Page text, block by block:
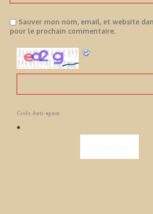
Sauver mon nom, email, et website
pour le prochain commentaire.
Code Anti-spam
*